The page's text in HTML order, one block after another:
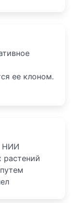
ее клоном.
НИИ
растений